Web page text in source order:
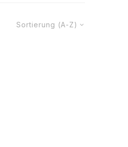
Sortierung (A-Z)